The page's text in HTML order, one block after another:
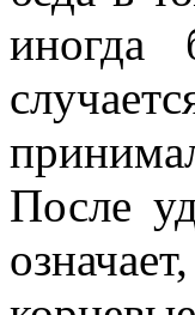
иногда
После